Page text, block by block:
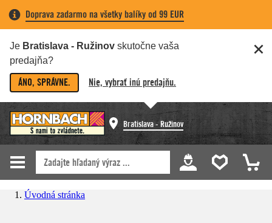
Doprava zadarmo na všetky balíky od 99 EUR
Je Bratislava - Ružinov skutočne vaša
predajňa?
ÁNO, SPRÁVNE. Nie, vybrať inú predajňu.
Bratislava - Ružinov
Úvodná stránka